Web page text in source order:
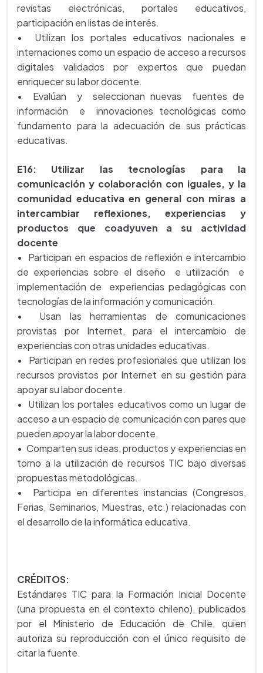
revistas electrónicas, portales educativos,
participación en listas de interés.
• Utilizan los portales educativos nacionales e
internaciones como un espacio de acceso a recursos
digitales validados por expertos que puedan
enriquecer su labor docente.
• Evalúan y seleccionan nuevas fuentes de
información e innovaciones tecnológicas como
fundamento para la adecuación de sus prácticas
educativas.
E16: Utilizar las tecnologías para la
comunicación y colaboración con iguales, y la
comunidad educativa en general con miras a
intercambiar reflexiones, experiencias y
productos que coadyuven a su actividad
docente
• Participan en espacios de reflexión e intercambio
de experiencias sobre el diseño e utilización e
implementación de experiencias pedagógicas con
tecnologías de la información y comunicación.
• Usan las herramientas de comunicaciones
provistas por Internet, para el intercambio de
experiencias con otras unidades educativas.
• Participan en redes profesionales que utilizan los
recursos provistos por Internet en su gestión para
apoyar su labor docente.
• Utilizan los portales educativos como un lugar de
acceso a un espacio de comunicación con pares que
pueden apoyar la labor docente.
• Comparten sus ideas, productos y experiencias en
torno a la utilización de recursos TIC bajo diversas
propuestas metodológicas.
• Participa en diferentes instancias (Congresos,
Ferias, Seminarios, Muestras, etc.) relacionadas con
el desarrollo de la informática educativa.
CRÉDITOS:
Estándares TIC para la Formación Inicial Docente
(una propuesta en el contexto chileno), publicados
por el Ministerio de Educación de Chile, quien
autoriza su reproducción con el único requisito de
citar la fuente.